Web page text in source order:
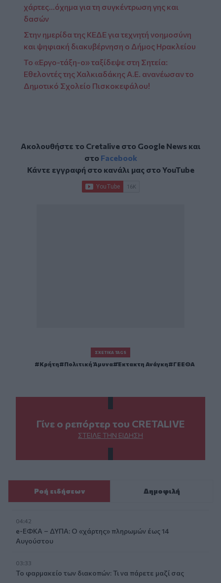
χάρτες...όχημα για τη συγκέντρωση γης και
δασών
Στην ημερίδα της ΚΕΔΕ για τεχνητή νοημοσύνη
και ψηφιακή διακυβέρνηση ο Δήμος Ηρακλείου
Το «Εργο-τάξη-ο» ταξίδεψε στη Σητεία:
Εθελοντές της Χαλκιαδάκης Α.Ε. ανανέωσαν το
Δημοτικό Σχολείο Πισκοκεφάλου!
Ακολουθήστε το Cretalive στο Google Newsκαι
στο Facebook
Κάντε εγγραφή στο κανάλι μας στοYouTube
ΣΧΕΤΙΚΆ TAGS
Κρήτη Πολιτική Άμυνα Έκτακτη Ανάγκη ΓΕΕΘΑ
Γίνε ο ρεπόρτερ του CRETALIVE
ΣΤΕΊΛΕ ΤΗΝ ΕΊΔΗΣΗ
Ροή ειδήσεων Δημοφιλή
04:42
e-ΕΦΚΑ – ΔΥΠΑ: Ο «χάρτης» πληρωμών έως 14
Αυγούστου
03:33
Το φαρμακείο των διακοπών: Τι να πάρετε μαζί σας